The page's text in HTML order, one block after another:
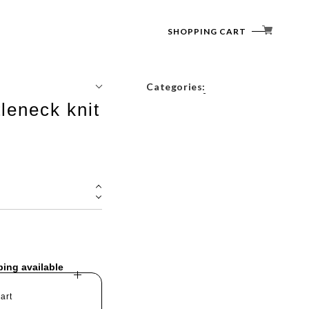
SHOPPING CART
Categories:
knit
available